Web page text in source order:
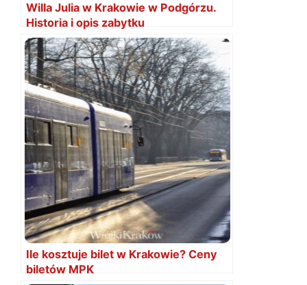
Willa Julia w Krakowie w Podgórzu.
Historia i opis zabytku
Ile kosztuje bilet w Krakowie? Ceny
biletów MPK